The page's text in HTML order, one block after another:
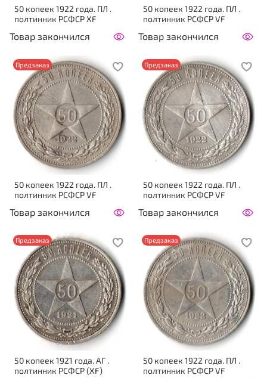
50 копеек 1922 года. ПЛ .
полтинник РСФСР XF
Товар закончился
50 копеек 1922 года. ПЛ .
полтинник РСФСР VF
Товар закончился
Предзаказ
50 копеек 1922 года. ПЛ .
полтинник РСФСР VF
Товар закончился
Предзаказ
50 копеек 1922 года. ПЛ .
полтинник РСФСР VF
Товар закончился
Предзаказ
50 копеек 1921 года. АГ .
полтинник РСФСР (XF)
Предзаказ
50 копеек 1922 года. ПЛ .
полтинник РСФСР VF